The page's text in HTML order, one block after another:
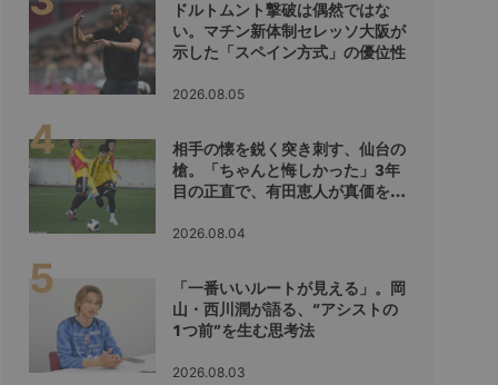
ドルトムント撃破は偶然ではな
い。マチン新体制セレッソ大阪が
示した「スペイン方式」の優位性
2026.08.05
相手の懐を鋭く突き刺す、仙台の
槍。「ちゃんと悔しかった」3年
目の正直で、有田恵人が真価を示
2026.08.04
「一番いいルートが見える」。岡
山・西川潤が語る、“アシストの
1つ前”を生む思考法
2026.08.03